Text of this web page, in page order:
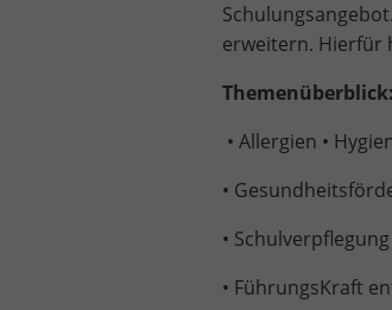
erweitern. Hierfür
Themenüberblick:
• Allergien •
•
•
• FührungsKraft